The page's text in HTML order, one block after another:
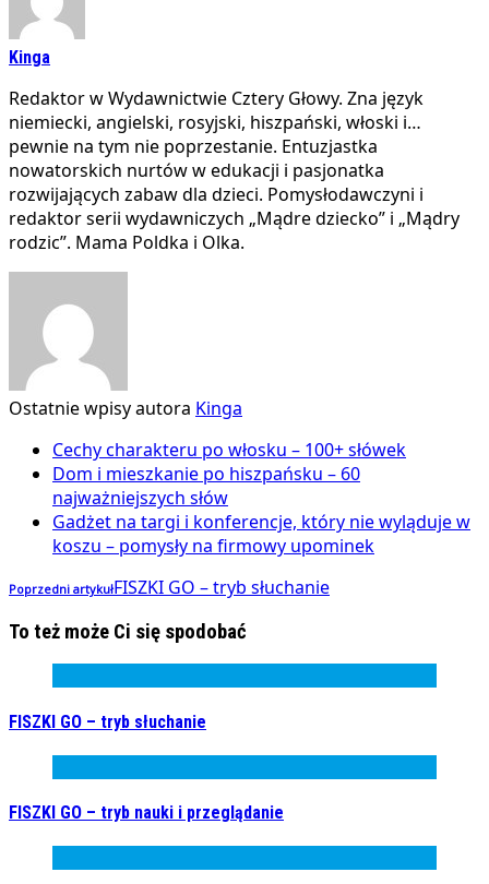
Kinga
Redaktor w Wydawnictwie Cztery Głowy. Zna język
niemiecki, angielski, rosyjski, hiszpański, włoski i…
pewnie na tym nie poprzestanie. Entuzjastka
nowatorskich nurtów w edukacji i pasjonatka
rozwijających zabaw dla dzieci. Pomysłodawczyni i
redaktor serii wydawniczych „Mądre dziecko” i „Mądry
rodzic”. Mama Poldka i Olka.
Ostatnie wpisy autora Kinga
Cechy charakteru po włosku – 100+ słówek
Dom i mieszkanie po hiszpańsku – 60
najważniejszych słów
Gadżet na targi i konferencje, który nie wyląduje w
koszu – pomysły na firmowy upominek
Poprzedni artykułFISZKI GO – tryb słuchanie
To też może Ci się spodobać
FISZKI GO – tryb słuchanie
FISZKI GO – tryb nauki i przeglądanie